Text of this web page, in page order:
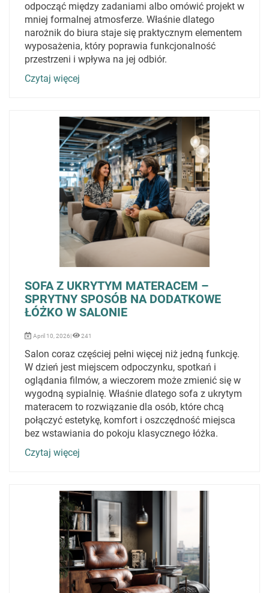
odpocząć między zadaniami albo omówić projekt w
mniej formalnej atmosferze. Właśnie dlatego
narożnik do biura staje się praktycznym elementem
wyposażenia, który poprawia funkcjonalność
przestrzeni i wpływa na jej odbiór.
Czytaj więcej
SOFA Z UKRYTYM MATERACEM –
SPRYTNY SPOSÓB NA DODATKOWE
ŁÓŻKO W SALONIE
April 10, 2026| 241
Salon coraz częściej pełni więcej niż jedną funkcję.
W dzień jest miejscem odpoczynku, spotkań i
oglądania filmów, a wieczorem może zmienić się w
wygodną sypialnię. Właśnie dlatego sofa z ukrytym
materacem to rozwiązanie dla osób, które chcą
połączyć estetykę, komfort i oszczędność miejsca
bez wstawiania do pokoju klasycznego łóżka.
Czytaj więcej